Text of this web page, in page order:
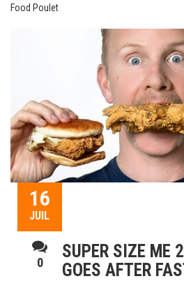
Food Poulet
16
JUIL
0
SUPER SIZE ME
GOES AFTER